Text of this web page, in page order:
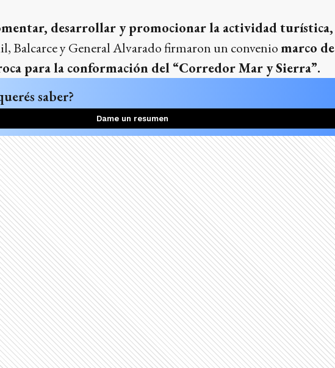
desarrollar y promocionar la actividad turística,
Balcarce y General Alvarado firmaron un conveniomarco de
para la conformación del “Corredor Mar y Sierra”.
saber?
Dame un resumen